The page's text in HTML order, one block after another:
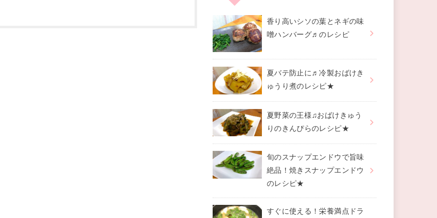
香り高いシソの葉とネギの味
噌ハンバーグ♬のレシピ
夏バテ防止に♬冷製おばけき
ゅうり煮のレシピ★
夏野菜の王様♫おばけきゅう
りのきんぴらのレシピ★
旬のスナップエンドウで旨味
絶品！焼きスナップエンドウ
のレシピ★
すぐに使える！栄養満点ドラ